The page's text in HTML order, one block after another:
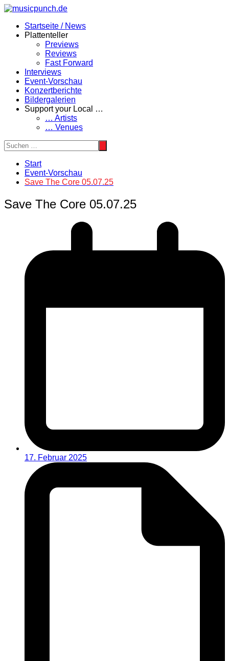
Zum
springenStartseite / News
Plattenteller
Previews
Reviews
Fast Forward
Interviews
Event-Vorschau
Konzertberichte
Bildergalerien
Support your Local …
… Artists
… Venues
Start
Event-Vorschau
Save The Core 05.07.25
Save The Core 05.07.25
17. Februar 2025